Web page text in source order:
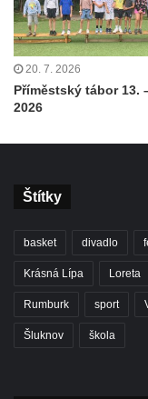
20. 7. 2026
Příměstský tábor 13.
2026
Štítky
basket divadlo
Krásná Lípa Loreta
Rumburk sport
Šluknov škola